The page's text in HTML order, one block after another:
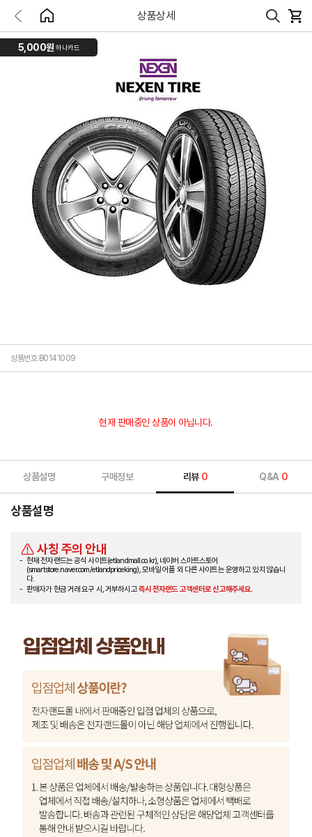
상품상세
5,000원 하나카드
상품번호 B0141009
현재 판매중인 상품이 아닙니다.
상품설명 구매정보 리뷰 0 Q&A 0
상품설명
사칭 주의 안내
현재 전자랜드는 공식 사이트(etlandmall.co.kr), 네이버 스마트스토어
(smartstore.naver.com/etlandpriceking), 모바일 어플 외 다른 사이트는 운영하고 있지 않습니
다.
판매자가 현금 거래 요구 시, 거부하시고즉시 전자랜드 고객센터로 신고해주세요.